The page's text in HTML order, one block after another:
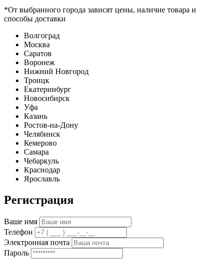
*От выбранного города зависят цены, наличие товара и
способы доставки
Волгоград
Москва
Саратов
Воронеж
Нижний Новгород
Троицк
Екатеринбург
Новосибирск
Уфа
Казань
Ростов-на-Дону
Челябинск
Кемерово
Самара
Чебаркуль
Краснодар
Ярославль
Регистрация
Ваше имя
Телефон
Электронная почта
Пароль